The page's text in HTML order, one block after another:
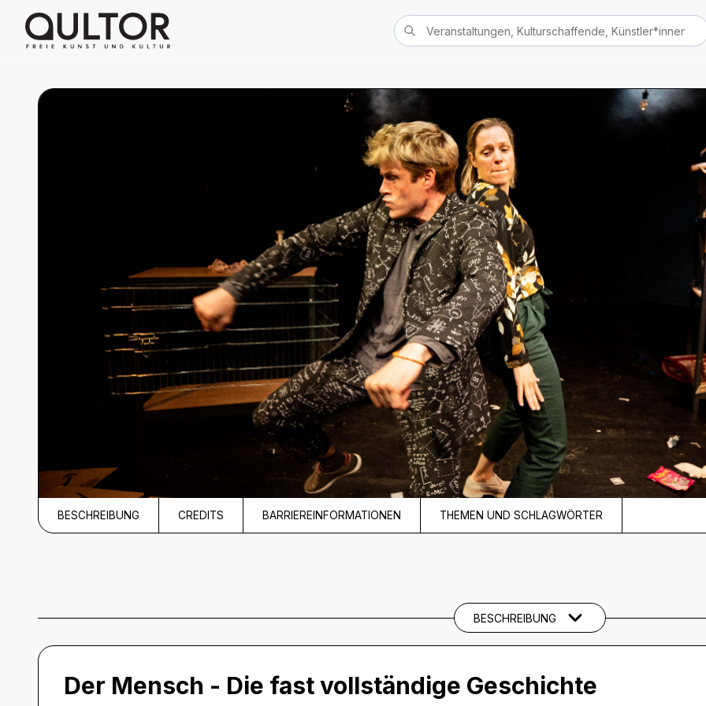
BESCHREIBUNG CREDITS BARRIEREINFORMATIONEN THEMEN UND SCHLAGWÖRTER
BESCHREIBUNG
Der Mensch - Die fast vollständige Geschichte